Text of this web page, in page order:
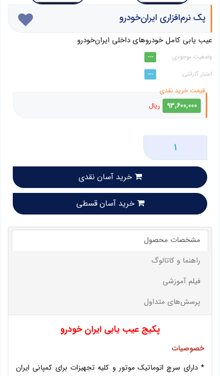
پک نرم‌افزاری ایران‌خودرو
عیب یابی کامل خودروهای داخلی ایران‌خودرو
---
---
93,600,000
خرید آسان نقدی
خرید آسان قسطی
مشخصات محصول
راهنما و کاتالوگ
فیلم آموزشی
پرسش‌های متداول
پکیج عیب یابی ایران خودرو
خصوصیات
* دارای سرچ اتوماتیک موتور و کلیه تجهیزات برای کمپانی ایران